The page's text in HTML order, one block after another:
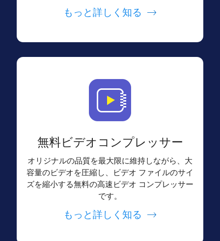
もっと詳しく知る
無料ビデオコンプレッサー
オリジナルの品質を最大限に維持しながら、大
容量のビデオを圧縮し、ビデオ ファイルのサイ
ズを縮小する無料の高速ビデオ コンプレッサー
です。
もっと詳しく知る